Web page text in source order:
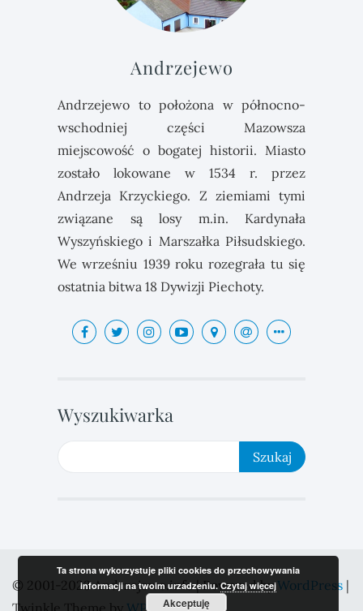
Andrzejewo
Andrzejewo to położona w północno-
wschodniej części Mazowsza
miejscowość o bogatej historii. Miasto
zostało lokowane w 1534 r. przez
Andrzeja Krzyckiego. Z ziemiami tymi
związane są losy m.in. Kardynała
Wyszyńskiego i Marszałka Piłsudskiego.
We wrześniu 1939 roku rozegrała tu się
ostatnia bitwa 18 Dywizji Piechoty.
Wyszukiwarka
© 2001-2023 Andrzejewo.info | Powered byWordPress |
Twinkle Theme by WP Compass
Ta strona wykorzystuje pliki cookies do przechowywania
informacji na twoim urzadzeniu.Czytaj więcej
Akceptuję